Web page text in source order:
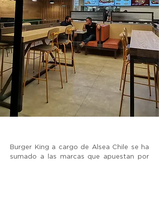
Burger King a cargo de Alsea Chile se ha
sumado a las marcas que apuestan por